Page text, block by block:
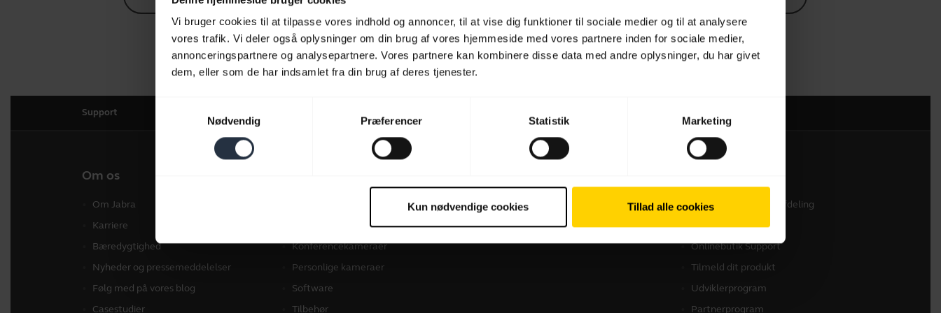
Vi bruger cookies til at tilpasse vores indhold og annoncer, til at vise dig funktioner til sociale medier og til at analysere
vores trafik. Vi deler også oplysninger om din brug af vores hjemmeside med vores partnere inden for sociale medier,
annonceringspartnere og analysepartnere. Vores partnere kan kombinere disse data med andre oplysninger, du har givet
dem, eller som de har indsamlet fra din brug af deres tjenester.
Nødvendig
Præferencer Statistik Marketing
Kun nødvendige cookies Tillad alle cookies
Software og apps
Support
Om os
Om Jabra
Karriere
Bæredygtighed
Nyheder og pressemeddelelser
Følg med på vores blog
Casestudier
Konferencekameraer
Personlige kameraer
Software
Tilbehør
Forhandlere til Erhverv
Distributører
Kontakt vores salgsafdeling
Kontakt Support
Onlinebutik Support
Tilmeld dit produkt
Udviklerprogram
Partnerprogram